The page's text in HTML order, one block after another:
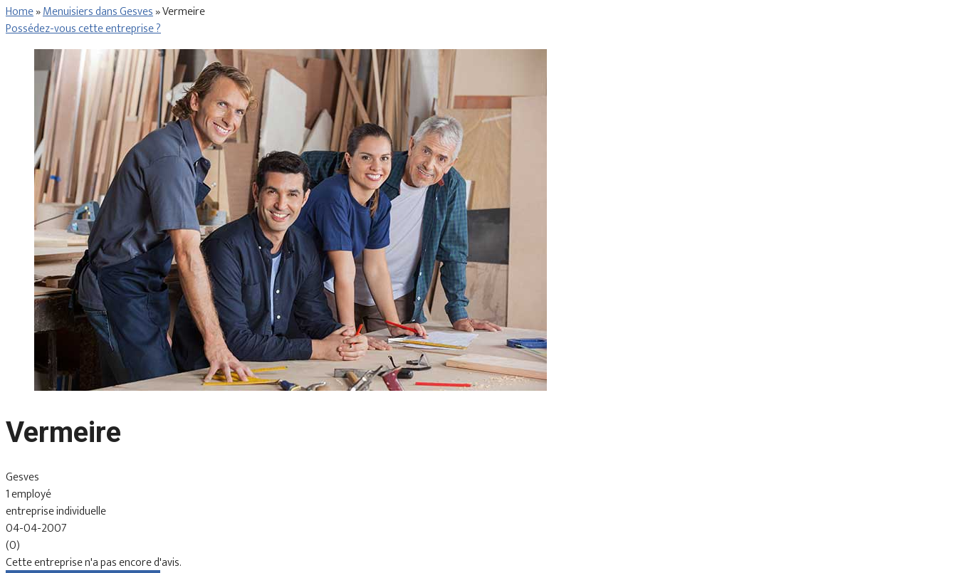
Home»Menuisiers dans Gesves»Vermeire
Possédez-vous cette entreprise ?
Vermeire
Gesves
1 employé
entreprise individuelle
04-04-2007
(0)
Cette entreprise n'a pas encore d'avis.